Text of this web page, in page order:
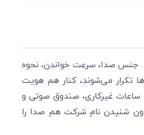
جنس صدا، سرعت خواندن، نحوه
تکرار می‌شوند، کنار هم هویت
ساعات غیرکاری، صندوق صوتی و
شنیدن نام شرکت هم صدا را